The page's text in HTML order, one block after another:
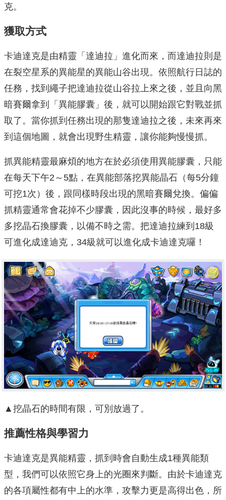
克。
獲取方式
卡迪達克是由精靈「達迪拉」進化而來，而達迪拉則是
在裂空星系的異能星的異能山谷出現。依照航行日誌的
任務，找到繩子把達迪拉從山谷拉上來之後，並且向黑
暗賽爾拿到「異能膠囊」後，就可以開始跟它對戰並抓
取了。當你抓到任務出現的那隻達迪拉之後，未來再來
到這個地圖，就會出現野生精靈，讓你能夠慢慢抓。
抓異能精靈最麻煩的地方在於必須使用異能膠囊，只能
在每天下午2～5點，在異能部落挖異能晶石（每5分鐘
可挖1次）後，跟同樣時段出現的黑暗賽爾兌換。偏偏
抓精靈通常會花掉不少膠囊，因此沒事的時候，最好多
多挖晶石換膠囊，以備不時之需。把達迪拉練到18級
可進化成達迪克，34級就可以進化成卡迪達克囉！
▲挖晶石的時間有限，可別放過了。
推薦性格與學習力
卡迪達克是異能精靈，抓到時會自動生成1種異能類
型，我們可以依照它身上的光圈來判斷。由於卡迪達克
的各項屬性都有中上的水準，攻擊力更是高得出色，所